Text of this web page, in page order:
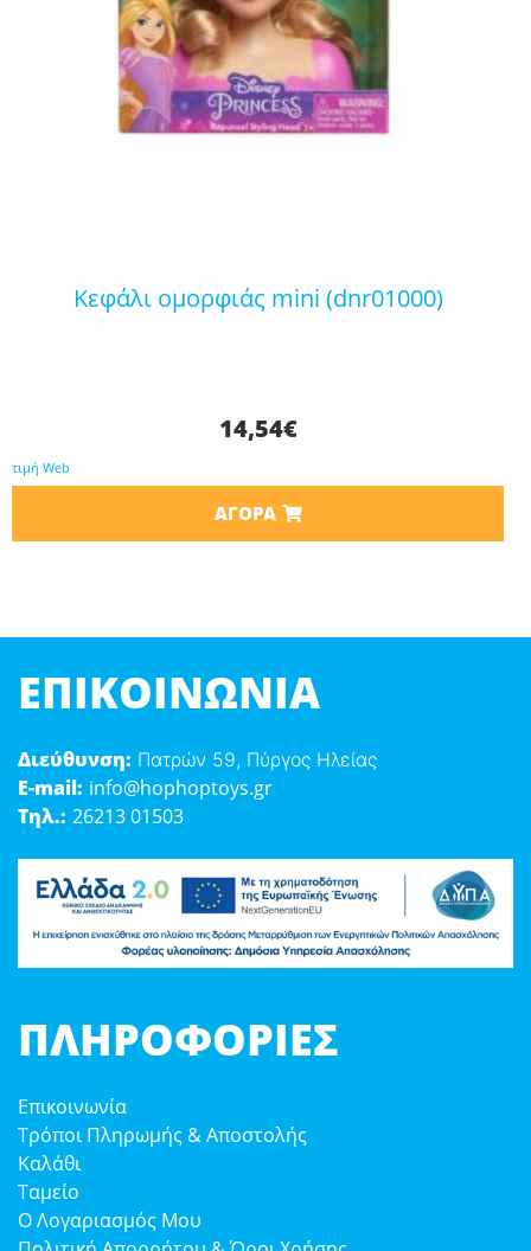
κεφάλι ομορφιάς mini (dnr01000)
14,54€
τιμή Web
ΑΓΟΡΆ
ΕΠΙΚΟΙΝΩΝΊΑ
Διεύθυνση: Πατρών 59, Πύργος Ηλείας
E-mail: info@hophoptoys.gr
Τηλ.: 26213 01503
ΠΛΗΡΟΦΟΡΊΕΣ
Επικοινωνία
Τρόποι Πληρωμής & Αποστολής
Καλάθι
Ταμείο
Ο Λογαριασμός Μου